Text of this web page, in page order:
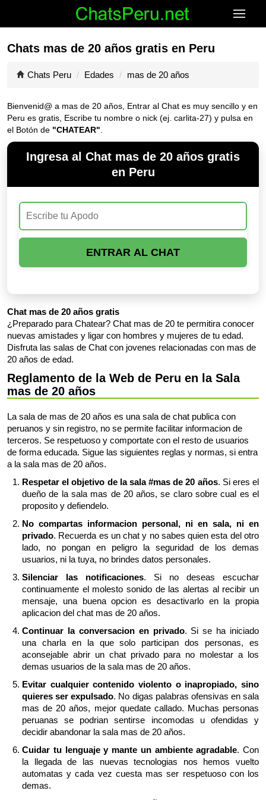
Chats mas de 20 años gratis en Peru
Chats Peru Edades mas de 20 años
Bienvenid@ a mas de 20 años, Entrar al Chat es muy sencillo y en
Peru es gratis, Escribe tu nombre o nick (ej. carlita-27) y pulsa en
el Botón de "CHATEAR"
Ingresa al Chat mas de 20 años gratis
en Peru
ENTRAR AL CHAT
Chat mas de 20 años gratis
¿Preparado para Chatear? Chat mas de 20 te permitira conocer
nuevas amistades y ligar con hombres y mujeres de tu edad.
Disfruta las salas de Chat con jovenes relacionadas con mas de
20 años de edad.
Reglamento de la Web de Peru en la Sala
mas de 20 años
La sala de mas de 20 años es una sala de chat publica con
peruanos y sin registro, no se permite facilitar informacion de
terceros. Se respetuoso y comportate con el resto de usuarios
de forma educada. Sigue las siguientes reglas y normas, si entra
a la sala mas de 20 años.
Respetar el objetivo de la sala #mas de 20 años. Si eres el
dueño de la sala mas de 20 años, se claro sobre cual es el
proposito y defiendelo.
No compartas informacion personal, ni en sala, ni en
privado. Recuerda es un chat y no sabes quien esta del otro
lado, no pongan en peligro la seguridad de los demas
usuarios, ni la tuya, no brindes datos personales.
Silenciar las notificaciones. Si no deseas escuchar
continuamente el molesto sonido de las alertas al recibir un
mensaje, una buena opcion es desactivarlo en la propia
aplicacion del chat mas de 20 años.
Continuar la conversacion en privado. Si se ha iniciado
una charla en la que solo participan dos personas, es
aconsejable abrir un chat privado para no molestar a los
demas usuarios de la sala mas de 20 años.
Evitar cualquier contenido violento o inapropiado, sino
quieres ser expulsado. No digas palabras ofensivas en sala
mas de 20 años, mejor quedate callado. Muchas personas
peruanas se podrian sentirse incomodas u ofendidas y
decidir abandonar la sala mas de 20 años.
Cuidar tu lenguaje y mante un ambiente agradable. Con
la llegada de las nuevas tecnologias nos hemos vuelto
automatas y cada vez cuesta mas ser respetuoso con los
demas.